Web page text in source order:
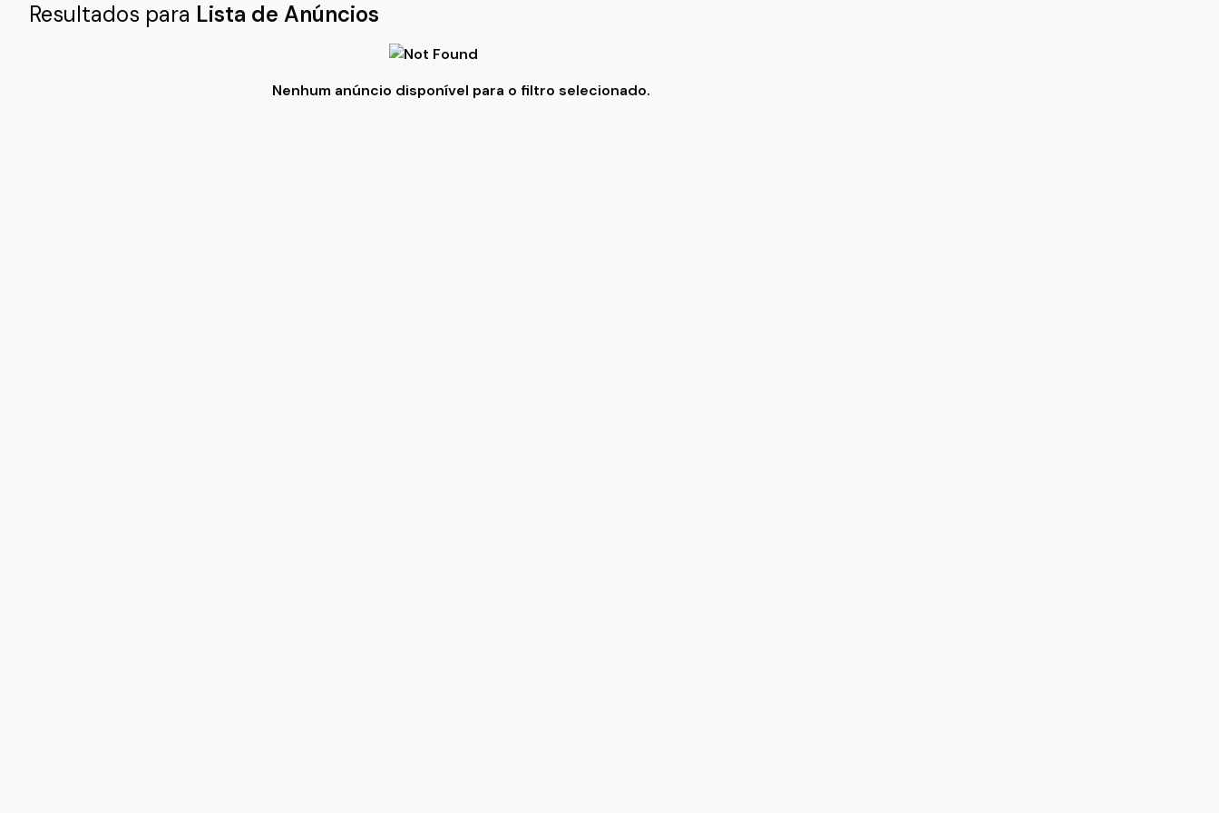
Resultados para Lista de Anúncios
Nenhum anúncio disponível para o filtro selecionado.